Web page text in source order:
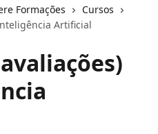
Formações
Cursos
Artificial